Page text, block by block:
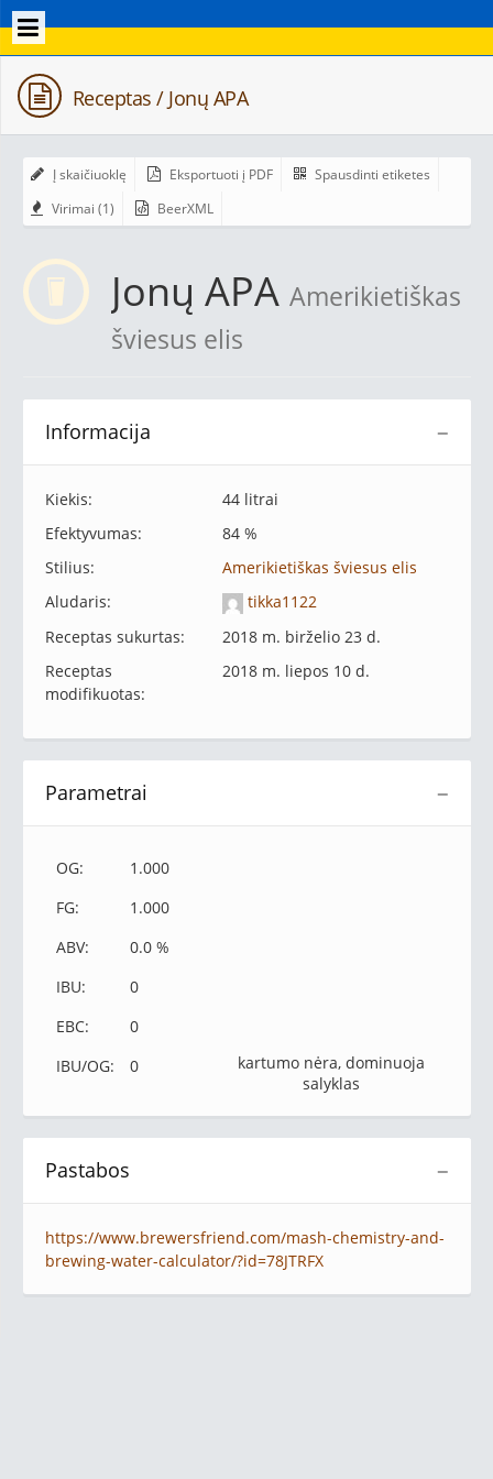
Receptas / Jonų APA
Į skaičiuoklę Eksportuoti į PDF
Spausdinti etiketes
Virimai (1)
BeerXML
Jonų APA Amerikietiškas
šviesus elis
−
Informacija
Kiekis:
44 litrai
Efektyvumas:
84 %
Stilius:
Amerikietiškas šviesus elis
Aludaris:
tikka1122
Receptas sukurtas:
2018 m. birželio 23 d.
Receptas
modifikuotas:
2018 m. liepos 10 d.
−
Parametrai
OG:
1.000
FG:
1.000
ABV:
0.0 %
IBU:
0
EBC:
0
IBU/OG:
0
kartumo nėra, dominuoja
salyklas
−
Pastabos
https://www.brewersfriend.com/mash-chemistry-and-
brewing-water-calculator/?id=78JTRFX